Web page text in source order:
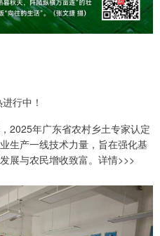
行中！
2025年广东省农村乡土专家认定
生产一线技术力量，旨在强化基
展与农民增收致富。详情>>>